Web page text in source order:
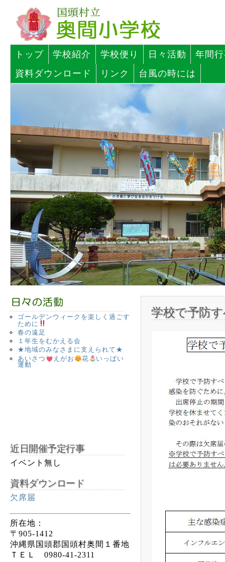
トップ 学校紹介 学校便り 日々活動
年間
資料ダウンロード
リンク 台風の時には
学校で予防
ゴールデンウィークを楽しく過ごす
ために
春の遠足
１年生をむかえる会
★地域のみなさまに支えられて★
あいさつ
えがお 花
いっぱい
運動
近日開催予定行事
イベント無し
資料ダウンロード
欠席届
所在地：
〒905-1412
沖縄県国頭郡国頭村奥間１番地
ＴＥＬ 0980-41-2311